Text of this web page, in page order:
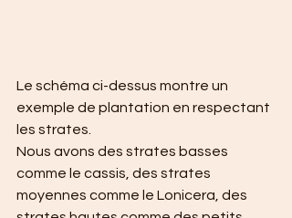
Le schéma ci-dessus montre un
exemple de plantation en respectant
les strates.
Nous avons des strates basses
comme le cassis, des strates
moyennes comme le Lonicera, des